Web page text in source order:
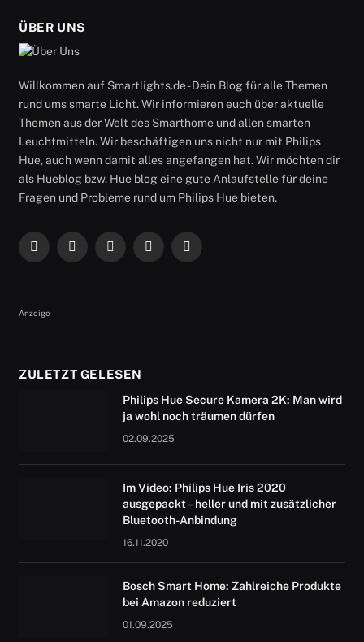
ÜBER UNS
Willkommen auf Smartlights.de - Dein Blog für alle Themen
rund ums smarte Licht. Wir informieren euch über aktuelle
Themen aus der Welt des Smarthome und allen smarten
Leuchtmitteln. Wir beschäftigen uns nicht nur mit Philips
Hue, auch wenn damit alles angefangen hat. Wir möchten dir
als Hueblog bzw. Hue blog eine gute Anlaufstelle für deine
Fragen und Probleme rund um Philips Hue bieten.
Facebook
X
Instagram
RSS YouTube
Anzeige
ZULETZT GELESEN
Philips Hue Secure Kamera 2K: Man wird
ja wohl noch träumen dürfen
02.09.2025
Im Video: Philips Hue Iris 2020
ausgepackt – heller und mit zusätzlicher
Bluetooth-Anbindung
16.11.2020
Bosch Smart Home: Zahlreiche Produkte
bei Amazon reduziert
01.09.2025